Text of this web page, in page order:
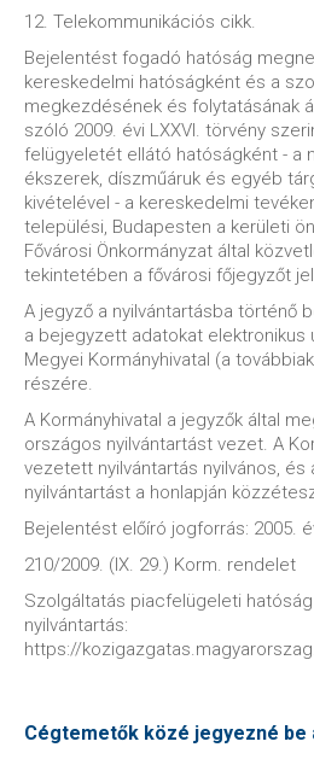
12. Telekommunikációs cikk.
Bejelentést fogadó hatóság
kereskedelmi hatóságként és a
megkezdésének és folytatásának
szóló 2009. évi LXXVI. törvény
felügyeletét ellátó hatóságként - a
ékszerek, díszműáruk és egyéb
kivételével - a kereskedelmi
települési, Budapesten a kerületi
Fővárosi Önkormányzat által
tekintetében a fővárosi főjegyzőt
A jegyző a nyilvántartásba történő
a bejegyzett adatokat elektronikus
Megyei Kormányhivatal (a
részére.
A Kormányhivatal a jegyzők által
országos nyilvántartást vezet. A
vezetett nyilvántartás nyilvános, és
nyilvántartást a honlapján
Bejelentést előíró jogforrás: 2005.
210/2009. (IX. 29.) Korm. rendelet
Szolgáltatás piacfelügeleti
nyilvántartás:
https://
Cégtemetők közé jegyezné be